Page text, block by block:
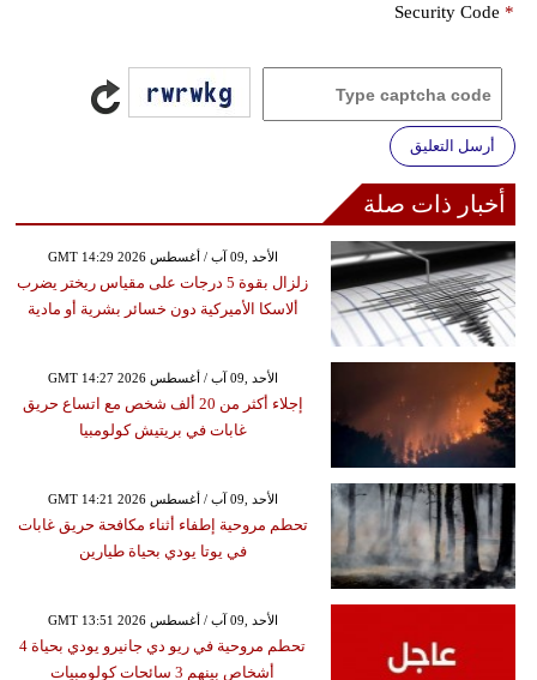
Security Code *
أرسل التعليق
أخبار ذات صلة
GMT 14:29 2026 الأحد ,09 آب / أغسطس
زلزال بقوة 5 درجات على مقياس ريختر يضرب
ألاسكا الأميركية دون خسائر بشرية أو مادية
GMT 14:27 2026 الأحد ,09 آب / أغسطس
إجلاء أكثر من 20 ألف شخص مع اتساع حريق
غابات في بريتيش كولومبيا
GMT 14:21 2026 الأحد ,09 آب / أغسطس
تحطم مروحية إطفاء أثناء مكافحة حريق غابات
في يوتا يودي بحياة طيارين
GMT 13:51 2026 الأحد ,09 آب / أغسطس
تحطم مروحية في ريو دي جانيرو يودي بحياة 4
أشخاص بينهم 3 سائحات كولومبيات